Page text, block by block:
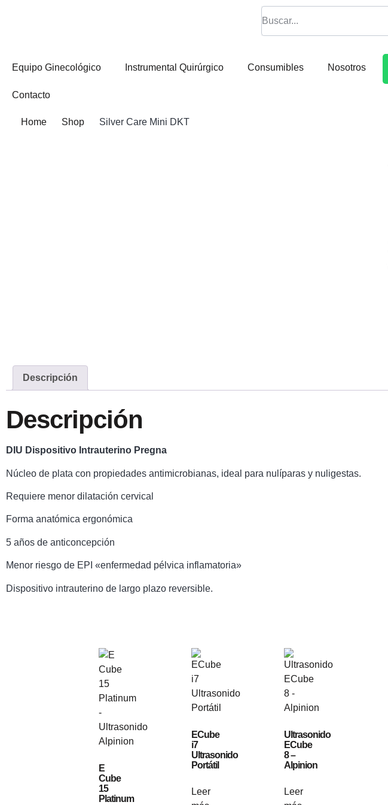
Equipo Ginecológico Instrumental Quirúrgico Consumibles Nosotros
Contacto
Home Shop Silver Care Mini DKT
Descripción
Descripción
DIU Dispositivo Intrauterino Pregna
Núcleo de plata con propiedades antimicrobianas, ideal para nulíparas y nuligestas.
Requiere menor dilatación cervical
Forma anatómica ergonómica
5 años de anticoncepción
Menor riesgo de EPI «enfermedad pélvica inflamatoria»
Dispositivo intrauterino de largo plazo reversible.
E
Cube
15
Platinum
ECube
i7
Ultrasonido
Portátil
Leer
Ultrasonido
ECube
8 –
Alpinion
Leer